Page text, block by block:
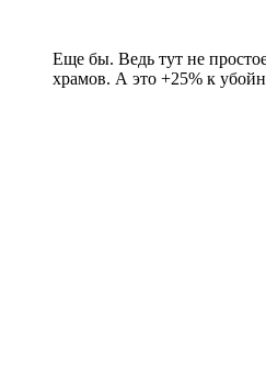
Еще бы. Ведь тут не
храмов. А это +25% к